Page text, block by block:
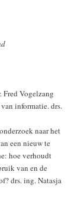
Vogelzang
informatie. drs.
naar het
een nieuw te
hoe verhoudt
van en de
drs. ing. Natasja